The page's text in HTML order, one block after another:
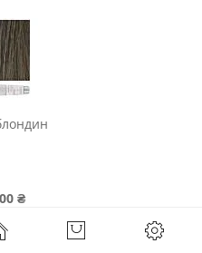
₴
ДОДАТИ В КОШИК